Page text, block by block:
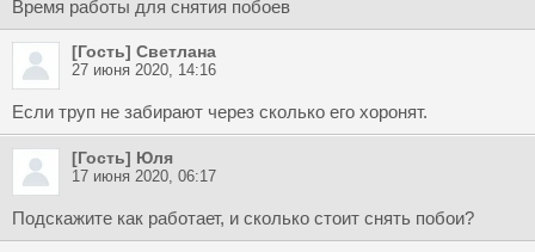
Время работы для снятия побоев
[Гость] Светлана
27 июня 2020, 14:16
Если труп не забирают через сколько его хоронят.
[Гость] Юля
17 июня 2020, 06:17
Подскажите как работает, и сколько стоит снять побои?